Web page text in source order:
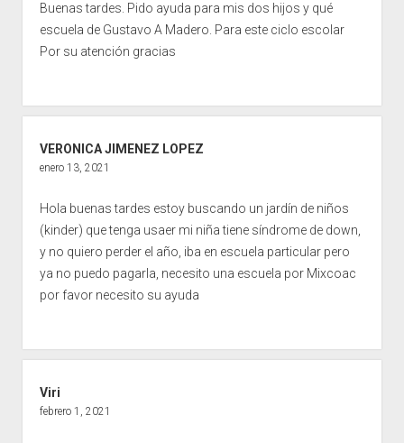
Buenas tardes. Pido ayuda para mis dos hijos y qué
escuela de Gustavo A Madero. Para este ciclo escolar
Por su atención gracias
VERONICA JIMENEZ LOPEZ
enero 13, 2021
Hola buenas tardes estoy buscando un jardín de niños
(kinder) que tenga usaer mi niña tiene síndrome de down,
y no quiero perder el año, iba en escuela particular pero
ya no puedo pagarla, necesito una escuela por Mixcoac
por favor necesito su ayuda
Viri
febrero 1, 2021